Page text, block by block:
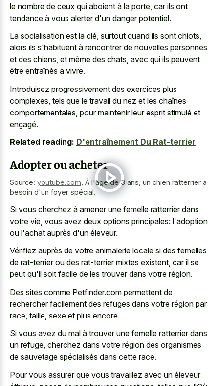
le nombre de ceux qui aboient à la porte, car ils ont
tendance à vous alerter d'un danger potentiel.
La socialisation est la clé, surtout quand ils sont chiots,
alors ils s'habituent à rencontrer de nouvelles personnes
et des chiens, et même des chats, avec qui ils peuvent
être entraînés à vivre.
Introduisez progressivement des exercices plus
complexes, tels que le travail du nez et les chaînes
comportementales, pour maintenir leur esprit stimulé et
engagé.
Related reading: D'entraînement Du Rat-terrier
Adopter ou acheter
Source: youtube.com À l'âge de 3 ans, un chien ratterrier a
besoin d'un foyer spécial.
Si vous cherchez à amener une femelle ratterrier dans
votre vie, vous avez deux options principales: l'adoption
ou l'achat auprès d'un éleveur.
Vérifiez auprès de votre animalerie locale si des femelles
de rat-terrier ou des rat-terrier mixtes existent, car il se
peut qu'il soit facile de les trouver dans votre région.
Des sites comme Petfinder.com permettent de
rechercher facilement des refuges dans votre région par
race, taille, sexe et plus encore.
Si vous avez du mal à trouver une femelle ratterrier dans
un refuge, cherchez dans votre région des organismes
de sauvetage spécialisés dans cette race.
Pour vous assurer que vous travaillez avec un éleveur